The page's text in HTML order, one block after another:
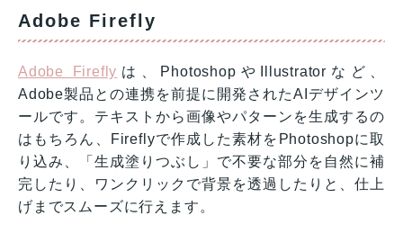
Adobe Firefly
Adobe Firefly は、PhotoshopやIllustratorなど、
Adobe製品との連携を前提に開発されたAIデザインツ
ールです。テキストから画像やパターンを生成するの
はもちろん、Fireflyで作成した素材をPhotoshopに取
り込み、「生成塗りつぶし」で不要な部分を自然に補
完したり、ワンクリックで背景を透過したりと、仕上
げまでスムーズに行えます。